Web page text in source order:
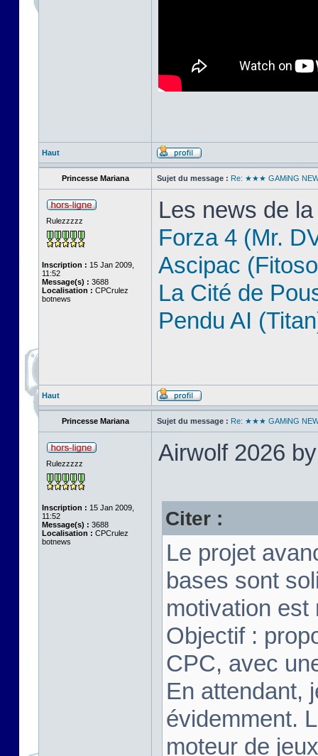
Haut
Princesse Mariana Sujet du message : Re: ★★★ GAMiNG
Rulezzzzz
Inscription : 15 Jan 2009,
11:52
Message(s) : 3688
Localisation : CPCrulez
botnews
Les news de
Forza 4 (Mr.
Ascipac
La Cité de
Pendu AI
Haut
Princesse Mariana Sujet du message : Re: ★★★ GAMiNG
Rulezzzzz
Inscription : 15 Jan 2009,
11:52
Message(s) : 3688
Localisation : CPCrulez
botnews
Airwolf 2026
Citer :
Le projet
bases sont
motivation est
Objectif :
CPC, avec
En attendant,
évidemment.
moteur de